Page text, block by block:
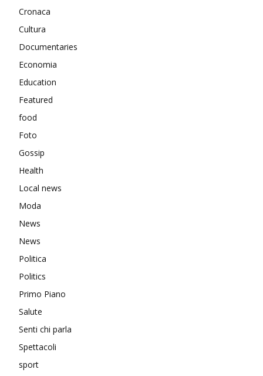
Cronaca
Cultura
Documentaries
Economia
Education
Featured
food
Foto
Gossip
Health
Local news
Moda
News
News
Politica
Politics
Primo Piano
Salute
Senti chi parla
Spettacoli
sport